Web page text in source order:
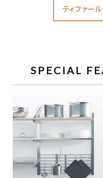
ティファー
SPECIAL